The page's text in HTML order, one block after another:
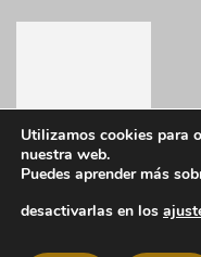
Utilizamos cookies para
nuestra web.
Puedes aprender más
desactivarlas en los